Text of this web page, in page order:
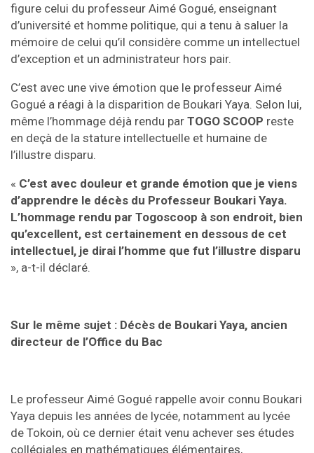
figure celui du professeur Aimé Gogué, enseignant
d’université et homme politique, qui a tenu à saluer la
mémoire de celui qu’il considère comme un intellectuel
d’exception et un administrateur hors pair.
C’est avec une vive émotion que le professeur Aimé
Gogué a réagi à la disparition de Boukari Yaya. Selon lui,
même l’hommage déjà rendu par TOGO SCOOP reste
en deçà de la stature intellectuelle et humaine de
l’illustre disparu.
« C’est avec douleur et grande émotion que je viens
d’apprendre le décès du Professeur Boukari Yaya.
L’hommage rendu par Togoscoop à son endroit, bien
qu’excellent, est certainement en dessous de cet
intellectuel, je dirai l’homme que fut l’illustre disparu
», a-t-il déclaré.
Sur le même sujet : Décès de Boukari Yaya, ancien
directeur de l’Office du Bac
Le professeur Aimé Gogué rappelle avoir connu Boukari
Yaya depuis les années de lycée, notamment au lycée
de Tokoin, où ce dernier était venu achever ses études
collégiales en mathématiques élémentaires,